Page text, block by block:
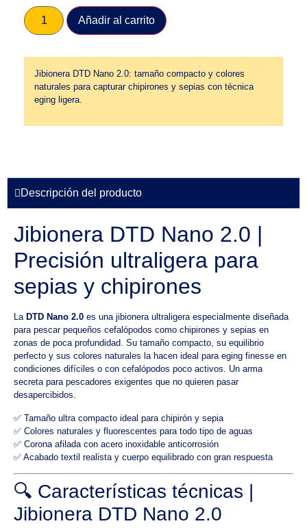
Añadir al carrito
Jibionera DTD Nano 2.0: tamaño compacto y colores
naturales para capturar chipirones y sepias con técnica
eging ligera.
Descripción del producto
Jibionera DTD Nano 2.0 |
Precisión ultraligera para
sepias y chipirones
La DTD Nano 2.0 es una jibionera ultraligera especialmente diseñada
para pescar pequeños cefalópodos como chipirones y sepias en
zonas de poca profundidad. Su tamaño compacto, su equilibrio
perfecto y sus colores naturales la hacen ideal para eging finesse en
condiciones difíciles o con cefalópodos poco activos. Un arma
secreta para pescadores exigentes que no quieren pasar
desapercibidos.
✅ Tamaño ultra compacto ideal para chipirón y sepia
✅ Colores naturales y fluorescentes para todo tipo de aguas
✅ Corona afilada con acero inoxidable anticorrosión
✅ Acabado textil realista y cuerpo equilibrado con gran respuesta
🔍 Características técnicas |
Jibionera DTD Nano 2.0